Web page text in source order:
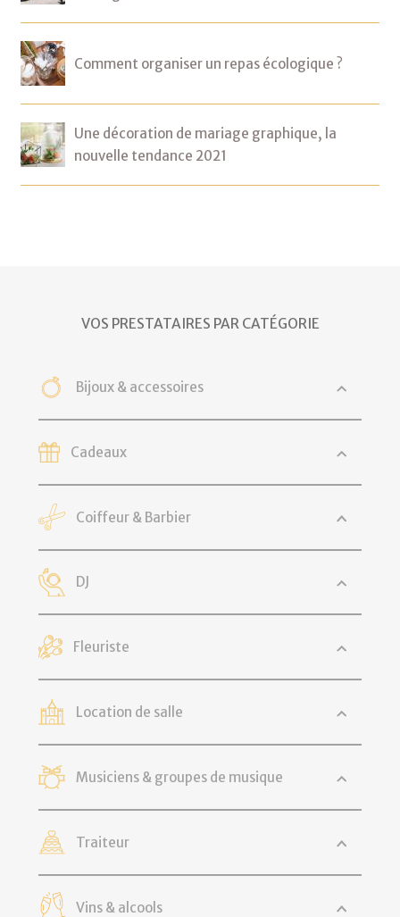
Comment organiser un repas écologique ?
Une décoration de mariage graphique, la
nouvelle tendance 2021
VOS PRESTATAIRES PAR CATÉGORIE
Bijoux & accessoires
Cadeaux
Coiffeur & Barbier
DJ
Fleuriste
Location de salle
Musiciens & groupes de musique
Traiteur
Vins & alcools